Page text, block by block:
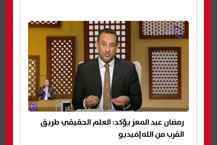
رمضان عبد المعز يؤكد: العلم الحقيقي طريق
القرب من الله|فيديو